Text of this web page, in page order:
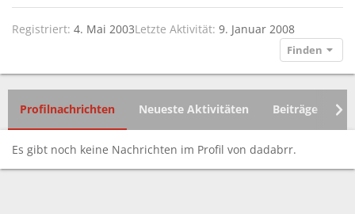
Registriert 4. Mai 2003Letzte Aktivität 9. Januar 2008
Finden
Profilnachrichten Neueste Aktivitäten Beiträge
Es gibt noch keine Nachrichten im Profil von dadabrr.